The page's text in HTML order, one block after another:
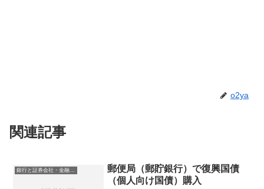
o2ya
関連記事
郵便局（郵貯銀行）で復興国債
（個人向け国債）購入